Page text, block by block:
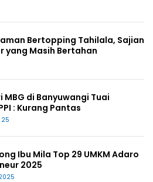
Bertopping Tahilala, Sajian
yang Masih Bertahan
MBG di Banyuwangi Tuai
: Kurang Pantas
Ibu Mila Top 29 UMKM Adaro
2025